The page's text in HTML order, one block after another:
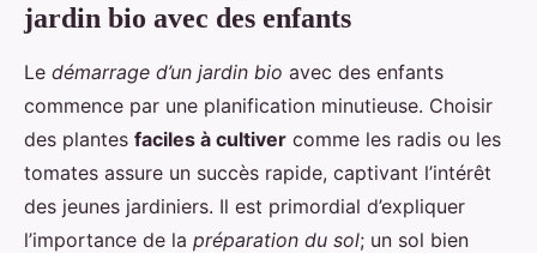
jardin bio avec des enfants
Le démarrage d’un jardin bio avec des enfants
commence par une planification minutieuse. Choisir
des plantes faciles à cultiver comme les radis ou les
tomates assure un succès rapide, captivant l’intérêt
des jeunes jardiniers. Il est primordial d’expliquer
l’importance de la préparation du sol; un sol bien